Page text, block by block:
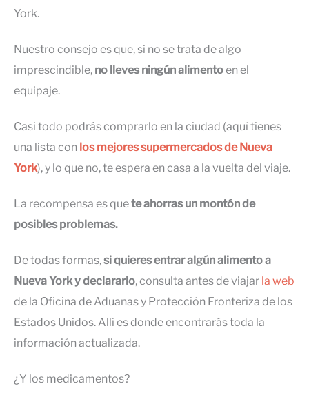
York.
Nuestro consejo es que, si no se trata de algo
imprescindible, no lleves ningún alimentoen el
equipaje.
Casi todo podrás comprarlo en la ciudad (aquí tienes
una lista con los mejores supermercados de Nueva
York), y lo que no, te espera en casa a la vuelta del viaje.
La recompensa es quete ahorras un montón de
posibles problemas.
De todas formas,si quieres entrar algún alimento a
Nueva York y declararlo, consulta antes de viajar la web
de la Oficina de Aduanas y Protección Fronteriza de los
Estados Unidos. Allí es donde encontrarás toda la
información actualizada.
¿Y los medicamentos?